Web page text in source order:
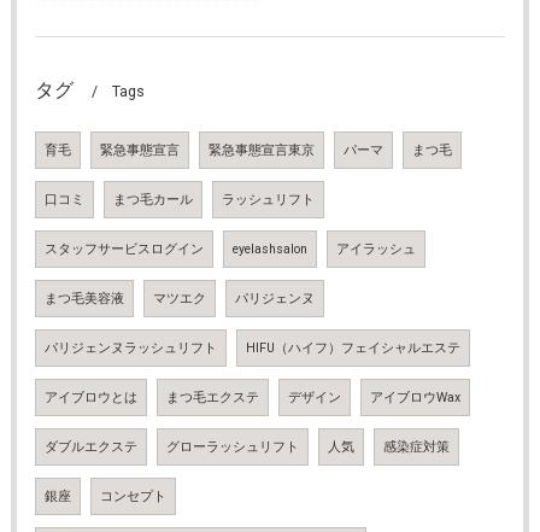
タグ Tags
育毛 緊急事態宣言 緊急事態宣言東京 パーマ まつ毛
口コミ まつ毛カール ラッシュリフト
スタッフサービスログイン eyelashsalon アイラッシュ
まつ毛美容液 マツエク パリジェンヌ
パリジェンヌラッシュリフト HIFU（ハイフ）フェイシャルエステ
アイブロウとは まつ毛エクステ デザイン アイブロウWax
ダブルエクステ グローラッシュリフト 人気 感染症対策
銀座 コンセプト